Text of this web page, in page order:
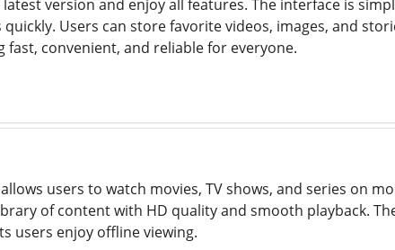
version and enjoy all features. The interface is
Users can store favorite videos, images, and
fast, convenient, and reliable for everyone.
users to watch movies, TV shows, and series on
of content with HD quality and smooth playback.
users enjoy offline viewing.